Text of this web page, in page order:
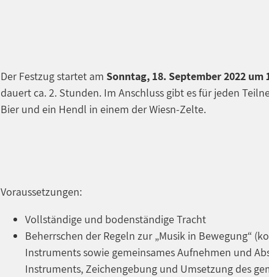
Der Festzug startet am Sonntag, 18. September 2022 um
dauert ca. 2. Stunden. Im Anschluss gibt es für jeden
Bier und ein Hendl in einem der Wiesn-Zelte.
Voraussetzungen:
Vollständige und bodenständige Tracht
Beherrschen der Regeln zur „Musik in Bewegung“
Instruments sowie gemeinsames Aufnehmen und
Instruments, Zeichengebung und Umsetzung des